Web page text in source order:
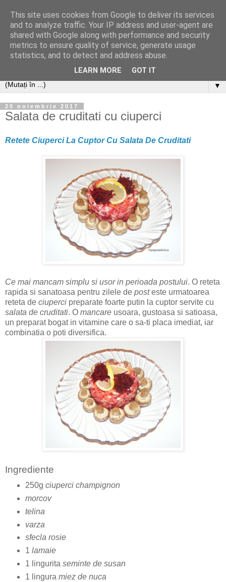
▼
20 noiembrie 2017
Salata de cruditati cu ciuperci
Retete Ciuperci La Cuptor Cu Salata De Cruditati
Ce mai mancam simplu si usor in perioada postului. O reteta
rapida si sanatoasa pentru zilele de posteste urmatoarea
reteta de ciuperci preparate foarte putin la cuptor servite cu
salata de cruditati. O mancare usoara, gustoasa si satioasa,
un preparat bogat in vitamine care o sa-ti placa imediat, iar
combinatia o poti diversifica.
Ingrediente
250g ciuperci champignon
morcov
telina
varza
sfecla rosie
1 lamaie
1 lingurita seminte de susan
1 lingura miez de nuca
This site uses cookies from Google to deliver its services
and to analyze traffic. Your IP address and user-agent are
shared with Google along with performance and security
metrics to ensure quality of service, generate usage
statistics, and to detect and address abuse.
LEARN MORE GOT IT